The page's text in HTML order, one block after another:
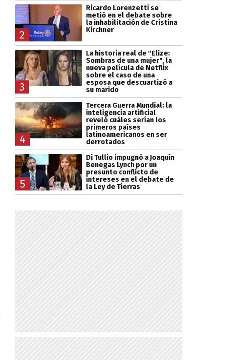
2
Ricardo Lorenzetti se
metió en el debate sobre
la inhabilitación de Cristina
Kirchner
3
La historia real de "Elize:
Sombras de una mujer", la
nueva película de Netflix
sobre el caso de una
esposa que descuartizó a
su marido
4
Tercera Guerra Mundial: la
inteligencia artificial
reveló cuáles serían los
primeros países
latinoamericanos en ser
derrotados
5
Di Tullio impugnó a Joaquín
Benegas Lynch por un
presunto conflicto de
intereses en el debate de
la Ley de Tierras